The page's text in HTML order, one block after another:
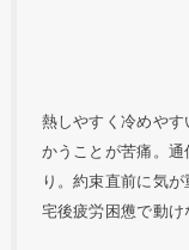
熱しやすく冷めや
かうことが苦痛。
り。約束直前に気
宅後疲労困憊で動け